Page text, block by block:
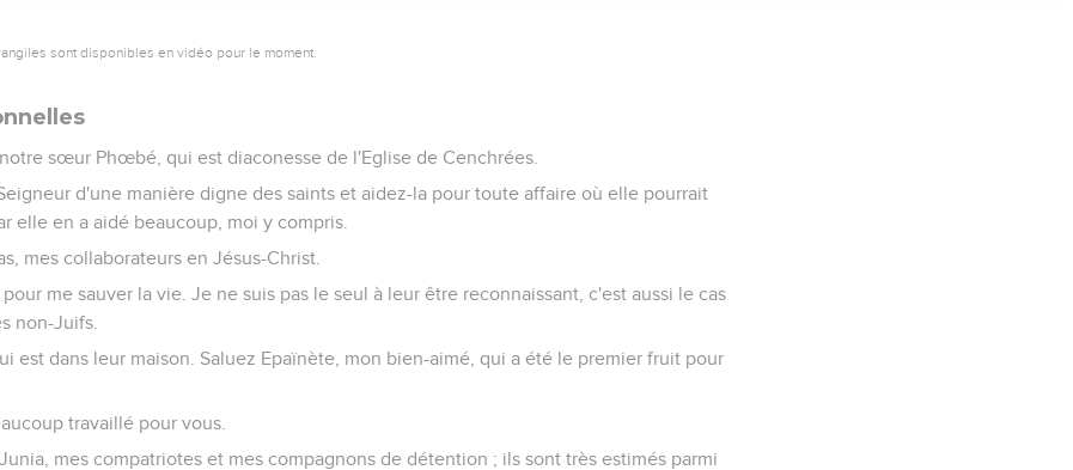
sont disponibles en vidéo pour le moment.
sœur Phœbé, qui est diaconesse de l'Eglise de Cenchrées.
d'une manière digne des saints et aidez-la pour toute affaire où elle pourrait
elle en a aidé beaucoup, moi y compris.
mes collaborateurs en Jésus-Christ.
me sauver la vie. Je ne suis pas le seul à leur être reconnaissant, c'est aussi le cas
non-Juifs.
est dans leur maison. Saluez Epaïnète, mon bien-aimé, qui a été le premier fruit pour
travaillé pour vous.
mes compatriotes et mes compagnons de détention ; ils sont très estimés parmi